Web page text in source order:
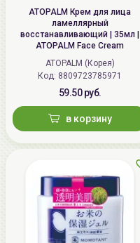
ATOPALM Крем для лица
ламеллярный
восстанавливающий | 35мл |
ATOPALM Face Cream
ATOPALM (Корея)
Код: 8809723785971
59.50 руб.
в корзину